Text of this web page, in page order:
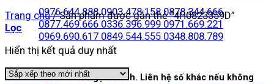
0976.644.888 0903.478.158 0878.344.666
0877.469.666 0336.396.999 0971.669.221
0969.690.617 0849.544.555 0348.808.789
Nhấn vào để gọi nhanh. Liên hệ số khác nếu không
Trang chủ /Sản phẩm được gắn thẻ “4H0823359D”
Lọc
Hiển thị kết quả duy nhất